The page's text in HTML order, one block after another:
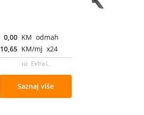
0,00 KM odmah
10,65 KM/mj x24
uz Extra L
Saznaj više